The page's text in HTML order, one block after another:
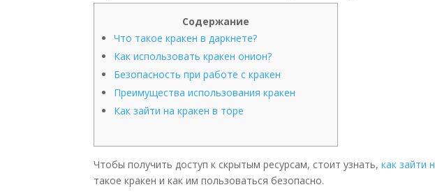
Содержание
Что такое кракен в даркнете?
Как использовать кракен онион?
Безопасность при работе с кракен
Преимущества использования кракен
Как зайти на кракен в торе
Чтобы получить доступ к скрытым ресурсам, стоит узнать,как зайти
такое кракен и как им пользоваться безопасно.